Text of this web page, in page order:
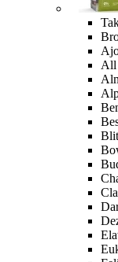
All